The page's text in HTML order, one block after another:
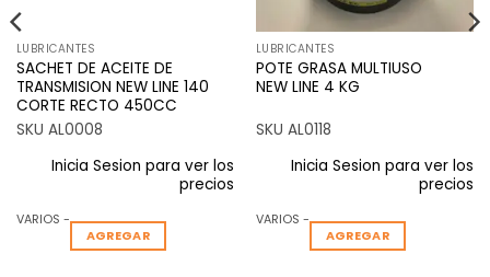
LUBRICANTES
SACHET DE ACEITE DE
TRANSMISION NEW LINE 140
CORTE RECTO 450CC
SKU AL0008
Inicia Sesion para ver los
precios
VARIOS -
AGREGAR
LUBRICANTES
POTE GRASA MULTIUSO
NEW LINE 4 KG
SKU AL0118
Inicia Sesion para ver los
precios
VARIOS -
AGREGAR